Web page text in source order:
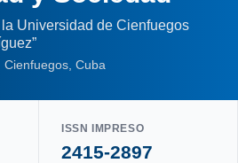
Universidad de Cienfuegos
Cienfuegos, Cuba
ISSN IMPRESO
2415-2897